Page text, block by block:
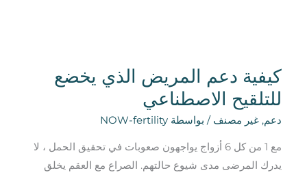
كيفية دعم المريض الذي يخضع
للتلقيح الاصطناعي
دعم,غير مصنف / بواسطة NOW-fertility
مع 1 من كل 6 أزواج يواجهون صعوبات في تحقيق الحمل ، لا
يدرك المرضى مدى شيوع حالتهم. الصراع مع العقم يخلق